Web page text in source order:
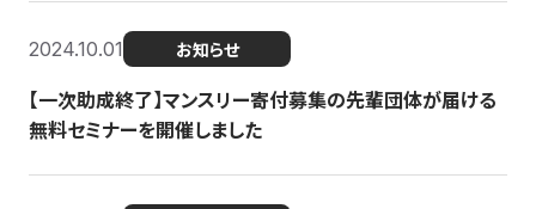
2024.10.01 お知らせ
【一次助成終了】マンスリー寄付募集の先輩団体が届ける
無料セミナーを開催しました